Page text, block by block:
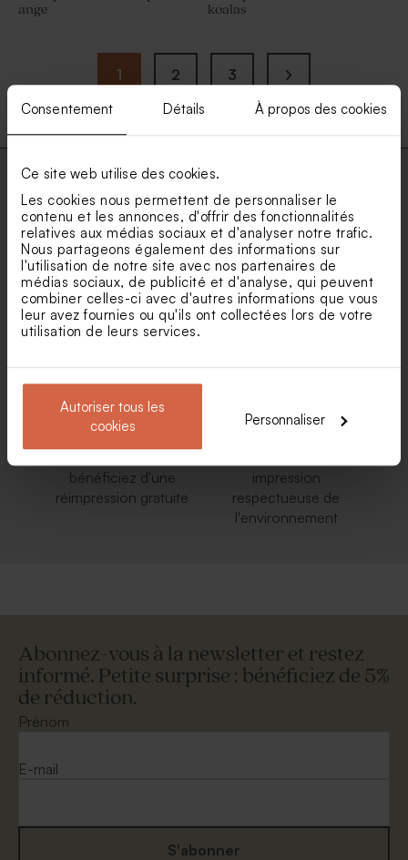
Consentement Détails À propos des cookies
Ce site web utilise des cookies.
Les cookies nous permettent de personnaliser le
contenu et les annonces, d'offrir des fonctionnalités
relatives aux médias sociaux et d'analyser notre trafic.
Nous partageons également des informations sur
l'utilisation de notre site avec nos partenaires de
médias sociaux, de publicité et d'analyse, qui peuvent
combiner celles-ci avec d'autres informations que vous
leur avez fournies ou qu'ils ont collectées lors de votre
utilisation de leurs services.
Autoriser tous les
cookies
Personnaliser
ange
koalas
1 2 3
Une expédition
rapide pour
découvrir sans
attendre
2 échantillons offerts
pour vous aider à
prendre une
décision
Soyez pleinement
bénéficiez d'une
réimpression gratuite
impression
respectueuse de
l'environnement
Abonnez-vous à la newsletter et restez
informé. Petite surprise : bénéficiez de 5%
de réduction.
Prénom
E-mail
S'abonner